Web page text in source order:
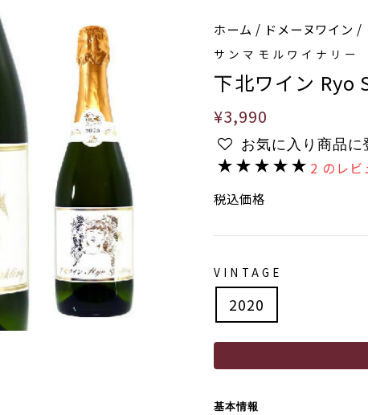
止
ホーム / ドメーヌワイン /
サンマモルワイナリー
下北ワイン Ryo
通
常
価
格
¥3,990
お気に入り商品に
2 のレビ
税込価格
VINTAGE
2020
基本情報